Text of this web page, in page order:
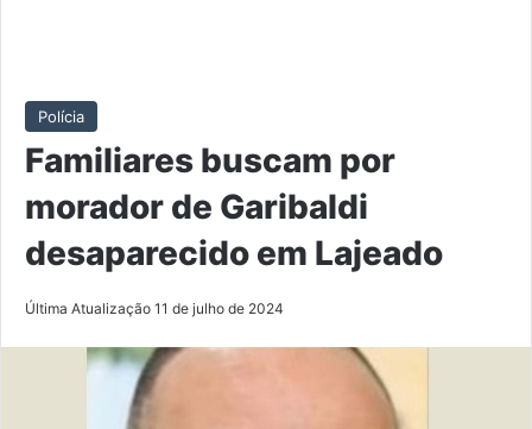
Polícia
Familiares buscam por
morador de Garibaldi
desaparecido em Lajeado
Última Atualização 11 de julho de 2024